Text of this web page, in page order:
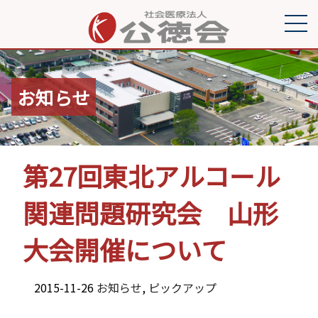
お知らせ
第27回東北アルコール
関連問題研究会 山形
大会開催について
2015-11-26 お知らせ, ピックアップ